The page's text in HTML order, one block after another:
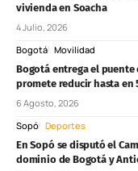
vivienda en Soacha
4 Julio, 2026
Bogotá Movilidad
Bogotá entrega el puente
promete reducir hasta en
6 Agosto, 2026
Sopó Deportes
En Sopó se disputó el
dominio de Bogotá y